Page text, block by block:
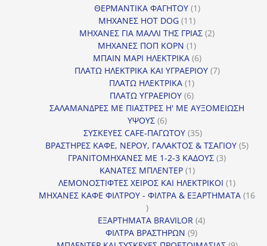
ΘΕΡΜΑΝΤΙΚΑ ΦΑΓΗΤΟΥ 11
ΜΗΧΑΝΕΣ HOT DOG 1111
προϊόντα
ΜΗΧΑΝΕΣ ΓΙΑ ΜΑΛΛΙ ΤΗΣ ΓΡΙΑΣ 22
ΜΗΧΑΝΕΣ ΠΟΠ ΚΟΡΝ 11
προϊόν
ΜΠΑΙΝ ΜΑΡΙ ΗΛΕΚΤΡΙΚΑ 66
προϊόντα
ΠΛΑΤΩ ΗΛΕΚΤΡΙΚΑ ΚΑΙ ΥΓΡΑΕΡΙΟΥ 77
ΠΛΑΤΩ ΗΛΕΚΤΡΙΚΑ 11
προϊόν
ΠΛΑΤΩ ΥΓΡΑΕΡΙΟΥ 66
προϊόντα
ΣΑΛΑΜΑΝΔΡΕΣ ΜΕ ΠΙΑΣΤΡΕΣ Η' ΜΕ ΑΥΞΟΜΕΙΩΣΗ
ΥΨΟΥΣ 66
προϊόντα
ΣΥΣΚΕΥΕΣ CAFE-ΠΑΓΩΤΟΥ 3535
προϊόντα
ΒΡΑΣΤΗΡΕΣ ΚΑΦΕ, ΝΕΡΟΥ, ΓΑΛΑΚΤΟΣ & ΤΣΑΓΙΟΥ 55
ΓΡΑΝΙΤΟΜΗΧΑΝΕΣ ΜΕ 1-2-3 ΚΑΔΟΥΣ 33
ΚΑΝΑΤΕΣ ΜΠΛΕΝΤΕΡ 11
προϊόν
ΛΕΜΟΝΟΣΤΙΦΤΕΣ ΧΕΙΡΟΣ ΚΑΙ ΗΛΕΚΤΡΙΚΟΙ 11
προϊόν
ΜΗΧΑΝΕΣ ΚΑΦΕ ΦΙΛΤΡΟΥ - ΦΙΛΤΡΑ & ΕΞΑΡΤΗΜΑΤΑ 16
16
προϊόντα
ΕΞΑΡΤΗΜΑΤΑ BRAVILOR 44
ΦΙΛΤΡΑ ΒΡΑΣΤΗΡΩΝ 99